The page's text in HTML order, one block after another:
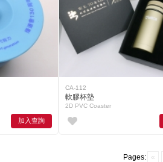
加入查詢
CA-112
軟膠杯墊
2D PVC Coaster
Pages: «